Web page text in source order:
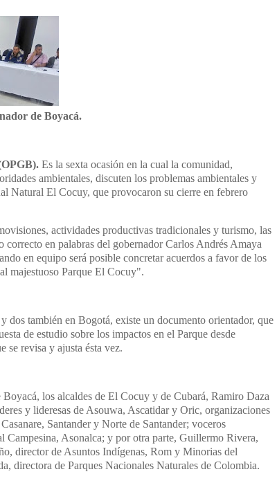
de Boyacá.
Es la sexta ocasión en la cual la comunidad,
ambientales, discuten los problemas ambientales y
Natural El Cocuy, que provocaron su cierre en febrero
actividades productivas tradicionales y turismo, las
correcto en palabras del gobernador Carlos Andrés Amaya
en equipo será posible concretar acuerdos a favor de los
majestuoso Parque El Cocuy".
dos también en Bogotá, existe un documento orientador, que
de estudio sobre los impactos en el Parque desde
se revisa y ajusta ésta vez.
los alcaldes de El Cocuy y de Cubará, Ramiro Daza
y lideresas de Asouwa, Ascatidar y Oric, organizaciones
Santander y Norte de Santander; voceros
Campesina, Asonalca; y por otra parte, Guillermo Rivera,
director de Asuntos Indígenas, Rom y Minorias del
directora de Parques Nacionales Naturales de Colombia.